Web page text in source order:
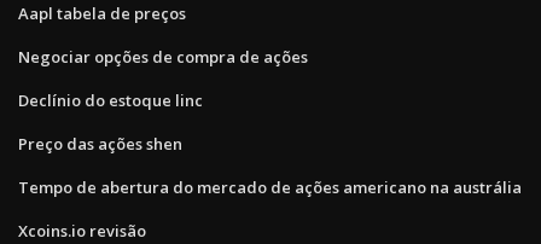
Aapl tabela de preços
Negociar opções de compra de ações
Declínio do estoque linc
Preço das ações shen
Tempo de abertura do mercado de ações americano na austrália
Xcoins.io revisão